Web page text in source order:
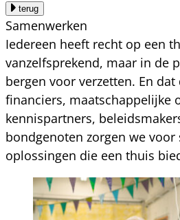
terug
Samenwerken
Iedereen heeft recht op een
vanzelfsprekend, maar in de
bergen voor verzetten. En
financiers, maatschappelijke
kennispartners,
bondgenoten zorgen we
oplossingen die een thuis